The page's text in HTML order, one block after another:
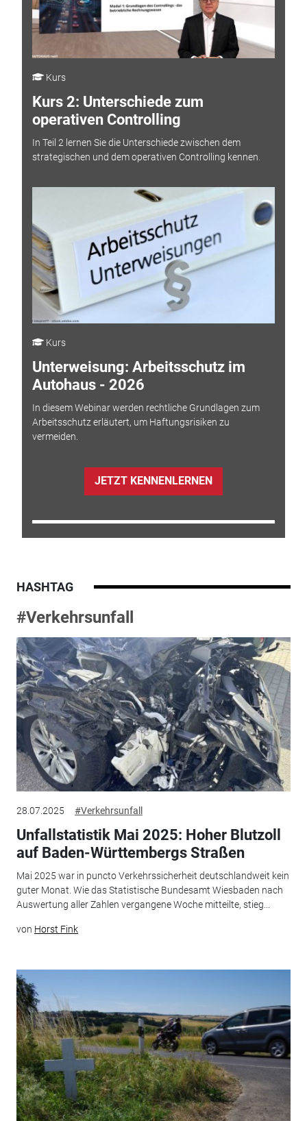
Kurs
Kurs 2: Unterschiede zum
operativen Controlling
In Teil 2 lernen Sie die Unterschiede zwischen dem
strategischen und dem operativen Controlling kennen.
Kurs
Unterweisung: Arbeitsschutz im
Autohaus - 2026
In diesem Webinar werden rechtliche Grundlagen zum
Arbeitsschutz erläutert, um Haftungsrisiken zu
vermeiden.
JETZT KENNENLERNEN
HASHTAG
#Verkehrsunfall
28.07.2025 #Verkehrsunfall
Unfallstatistik Mai 2025: Hoher Blutzoll
auf Baden-Württembergs Straßen
Mai 2025 war in puncto Verkehrssicherheit deutschlandweit kein
guter Monat. Wie das Statistische Bundesamt Wiesbaden nach
Auswertung aller Zahlen vergangene Woche mitteilte, stieg...
von Horst Fink